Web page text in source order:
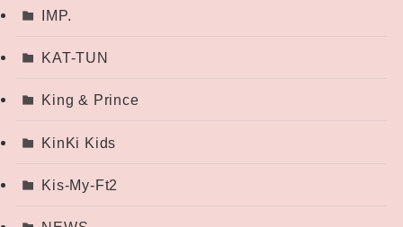
IMP.
KAT-TUN
King & Prince
KinKi Kids
Kis-My-Ft2